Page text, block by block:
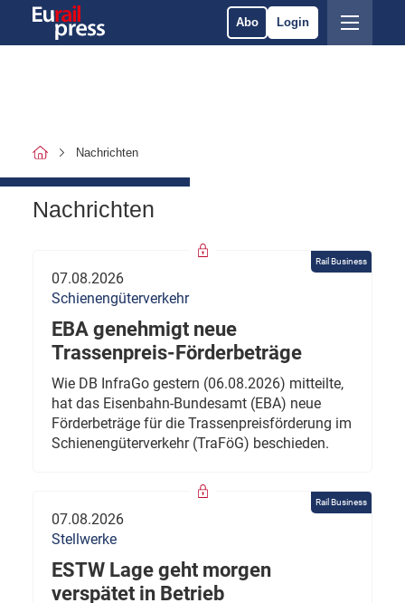
Abo Login
Nachrichten
Nachrichten
Rail Business
07.08.2026
Schienengüterverkehr
EBA genehmigt neue
Trassenpreis-Förderbeträge
Wie DB InfraGo gestern (06.08.2026) mitteilte,
hat das Eisenbahn-Bundesamt (EBA) neue
Förderbeträge für die Trassenpreisförderung im
Schienengüterverkehr (TraFöG) beschieden.
Rail Business
07.08.2026
Stellwerke
ESTW Lage geht morgen
verspätet in Betrieb